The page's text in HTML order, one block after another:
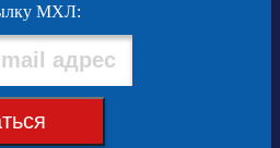
МХЛ: